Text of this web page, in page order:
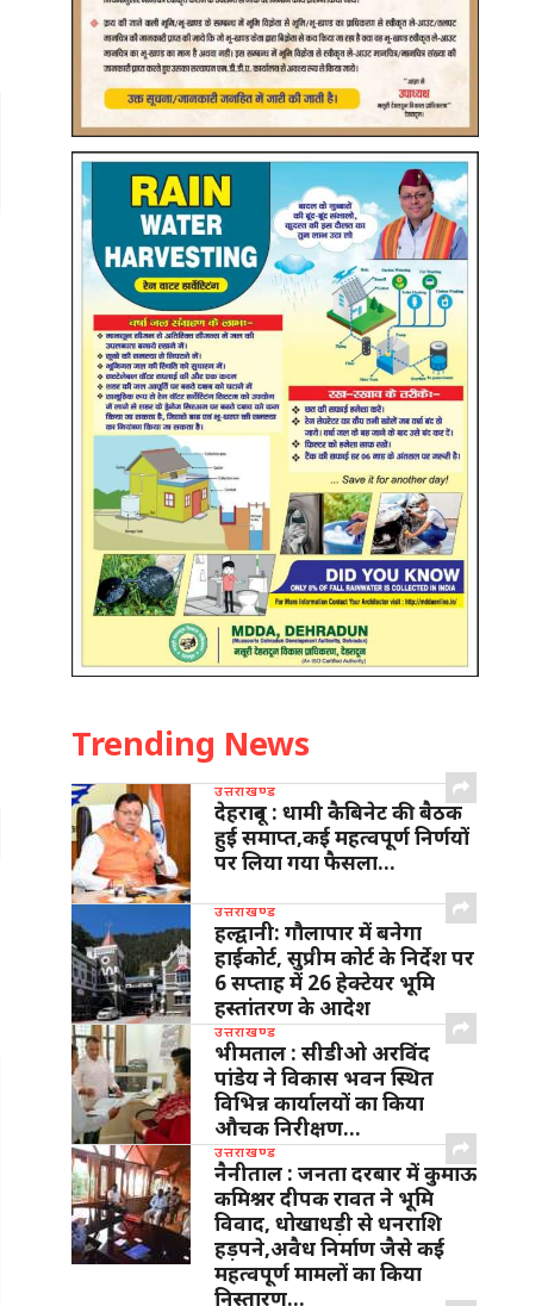
Trending News
उत्तराखण्ड
देहरादून : धामी कैबिनेट की बैठक
हुई समाप्त,कई महत्वपूर्ण निर्णयों
पर लिया गया फैसला…
उत्तराखण्ड
हल्द्वानी: गौलापार में बनेगा
हाईकोर्ट, सुप्रीम कोर्ट के निर्देश पर
6 सप्ताह में 26 हेक्टेयर भूमि
हस्तांतरण के आदेश
उत्तराखण्ड
भीमताल : सीडीओ अरविंद
पांडेय ने विकास भवन स्थित
विभिन्न कार्यालयों का किया
औचक निरीक्षण…
उत्तराखण्ड
नैनीताल : जनता दरबार में कुमाऊ
कमिश्नर दीपक रावत ने भूमि
विवाद, धोखाधड़ी से धनराशि
हड़पने,अवैध निर्माण जैसे कई
महत्वपूर्ण मामलों का किया
निस्तारण…